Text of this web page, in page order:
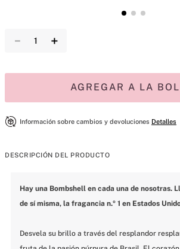
＋
－
AGREGAR A LA
Información sobre cambios y devoluciones Detalles
DESCRIPCIÓN DEL PRODUCTO
Hay una Bombshell en cada una de nosotras.
de sí misma, la fragancia n.º 1 en Estados
Desvela su brillo a través del resplandor